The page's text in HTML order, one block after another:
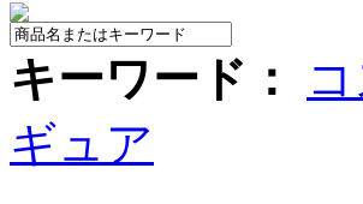
キーワード：
ギュア